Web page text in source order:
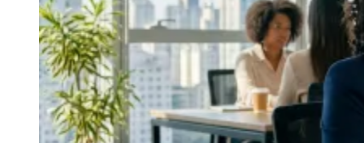
Negócios Regionais
Turismo
Segurança Regional
Hospitais Estaduais
Parques & Represas
Cidades da Região
Santana de ParnaíbaOsasco CarapicuíbaJandiraItapevi
Pirapora
do Bom JesusAraçariguama CajamarCaieirasFranco da